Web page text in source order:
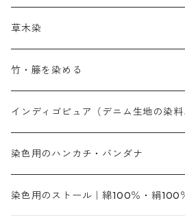
橙色系
青色系
紫色系
緑色系
橙色系
緑色系
補助薬品
赤色
茶色｜20g入りのみ公開
染色に必要な薬品
アルカリ剤
補助薬品
捺染に必要な材料
捺染糊
内容量：100g
内容量：500g
バィンダー（定着剤）
増粘剤
黄色系
エロ―M3G｜定番の色合い
エロー ＭＧＲ｜明るい緑みの黄色
オレンジ系
オレンヂMG｜黄みの橙色
赤色系
赤色系
本洋紅
代用朱黄色口
黄色系
ファストエロ―10GN（鮮やかな黄色）
ファストエロ―5GN（黄色）
青色系
NSBAブルー
群青
白色｜胡粉
黒色｜在庫処分特価
草木染
植物染料
人気のおすすめ植物染料
インド茜・西洋茜の個別販売
濃染処理剤｜ソルバックスPS－900
媒染剤
アルミ媒染剤
ソーダ灰｜アルカリ性のPH調整剤
竹・籐を染める
人気のおすすめ竹・藤を染める染料
塩基性染料（混色可能）
ビスマークブロンB｜赤茶色
オリジナル染料｜スス竹色｜ミキセッ
インディゴピュア（デニム生地の染料
初心者向けお試しセット販売
インディゴピュア
染色用のハンカチ・バンダナ
45cm×45cm（ハンカチ）｜端の始末
染色用のストール｜綿100％・絹100